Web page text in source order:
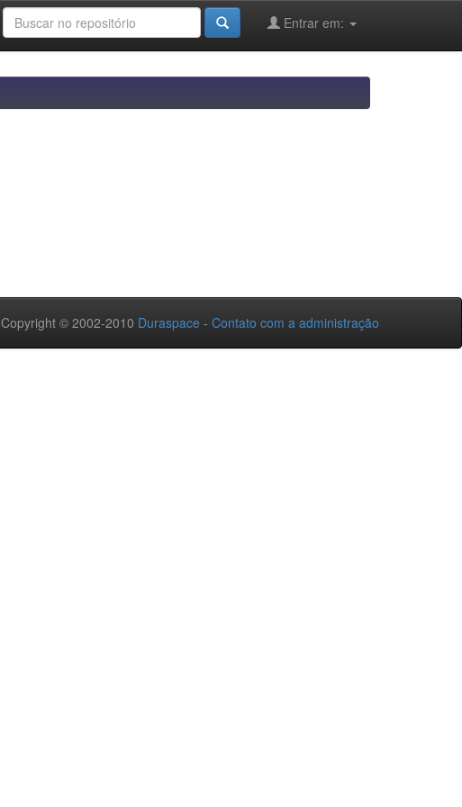
Entrar em:
Copyright © 2002-2010 Duraspace - Contato com a administração